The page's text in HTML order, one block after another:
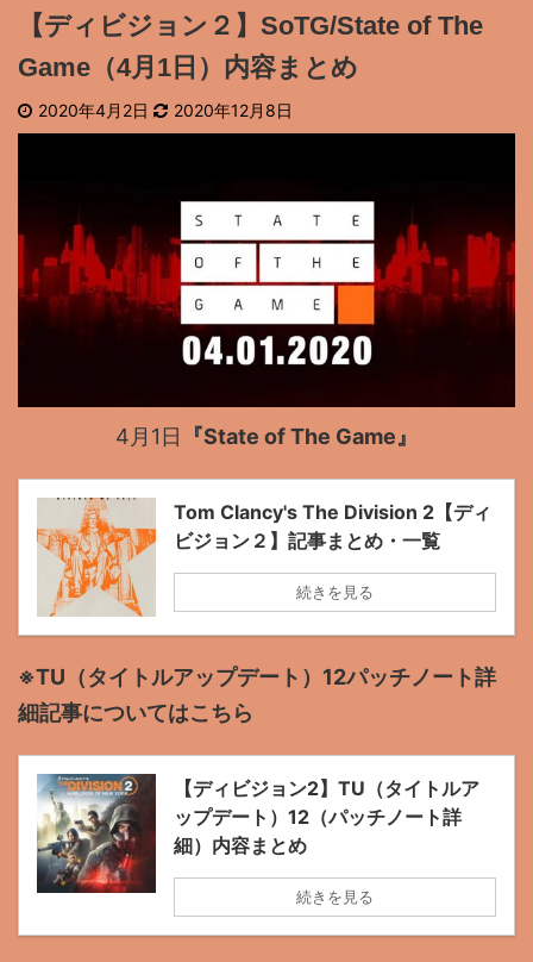
【ディビジョン２】SoTG/State of The
Game（4月1日）内容まとめ
2020年4月2日 2020年12月8日
4月1日 『State of The Game』
Tom Clancy's The Division 2【ディ
ビジョン２】記事まとめ・一覧
続きを見る
※TU（タイトルアップデート）12パッチノート詳
細記事についてはこちら
【ディビジョン2】TU（タイトルア
ップデート）12（パッチノート詳
細）内容まとめ
続きを見る